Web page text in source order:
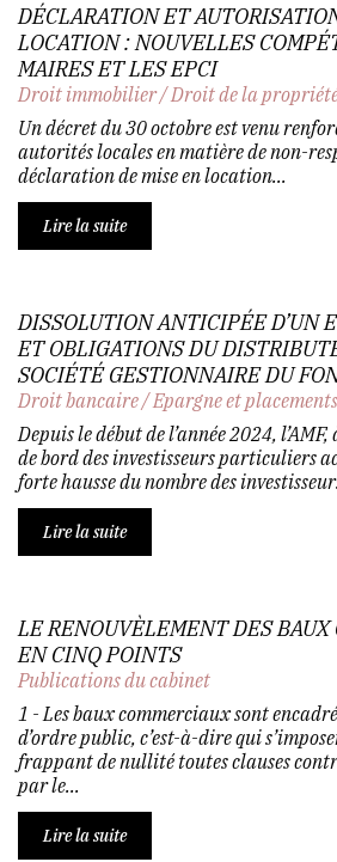
DÉCLARATION ET
LOCATION : NOUVELLES
MAIRES ET LES EPCI
Droit immobilier/Droit de la
Un décret du 30 octobre est venu
autorités locales en matière de non-
déclaration de mise en location...
Lire la suite
DISSOLUTION ANTICIPÉE D’UN
ET OBLIGATIONS DU
SOCIÉTÉ GESTIONNAIRE DU
Droit bancaire/Epargne et placements
Depuis le début de l’année 2024,
de bord des investisseurs particuliers
forte hausse du nombre des
Lire la suite
LE RENOUVÈLEMENT DES BAUX
EN CINQ POINTS
Publications du cabinet
1 - Les baux commerciaux sont
d’ordre public, c’est-à-dire qui
frappant de nullité toutes clauses
par le...
Lire la suite